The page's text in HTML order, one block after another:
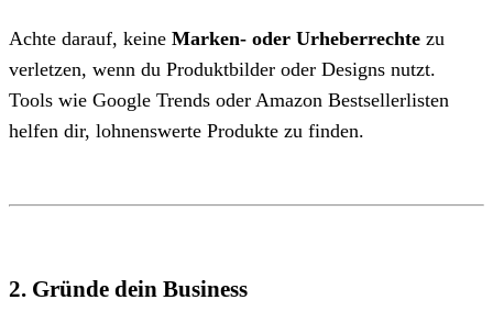
Achte darauf, keine Marken- oder Urheberrechte zu
verletzen, wenn du Produktbilder oder Designs nutzt.
Tools wie Google Trends oder Amazon Bestsellerlisten
helfen dir, lohnenswerte Produkte zu finden.
2. Gründe dein Business